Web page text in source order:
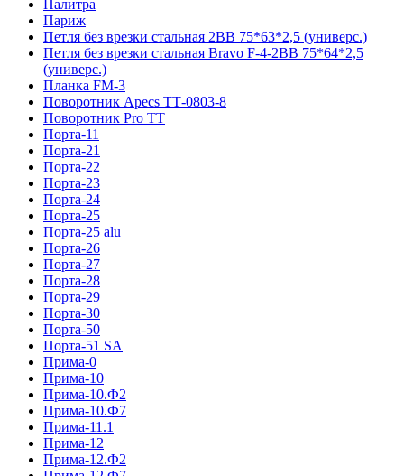
Палитра
Париж
Петля без врезки стальная 2ВВ 75*63*2,5 (универс.)
Петля без врезки стальная Bravo F-4-2BB 75*64*2,5
(универс.)
Планка FM-3
Поворотник Apecs ТТ-0803-8
Поворотник Pro TT
Порта-11
Порта-21
Порта-22
Порта-23
Порта-24
Порта-25
Порта-25 alu
Порта-26
Порта-27
Порта-28
Порта-29
Порта-30
Порта-50
Порта-51 SA
Прима-0
Прима-10
Прима-10.Ф2
Прима-10.Ф7
Прима-11.1
Прима-12
Прима-12.Ф2